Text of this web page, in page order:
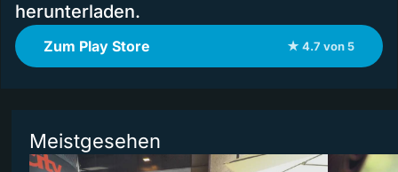
herunterladen.
Zum Play Store ★ 4.7 von 5
Meistgesehen